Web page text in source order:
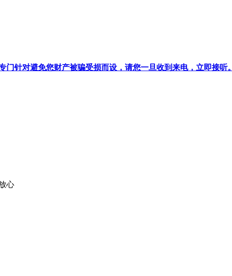
门针对避免您财产被骗受损而设，请您一旦收到来电，立即接听。
心